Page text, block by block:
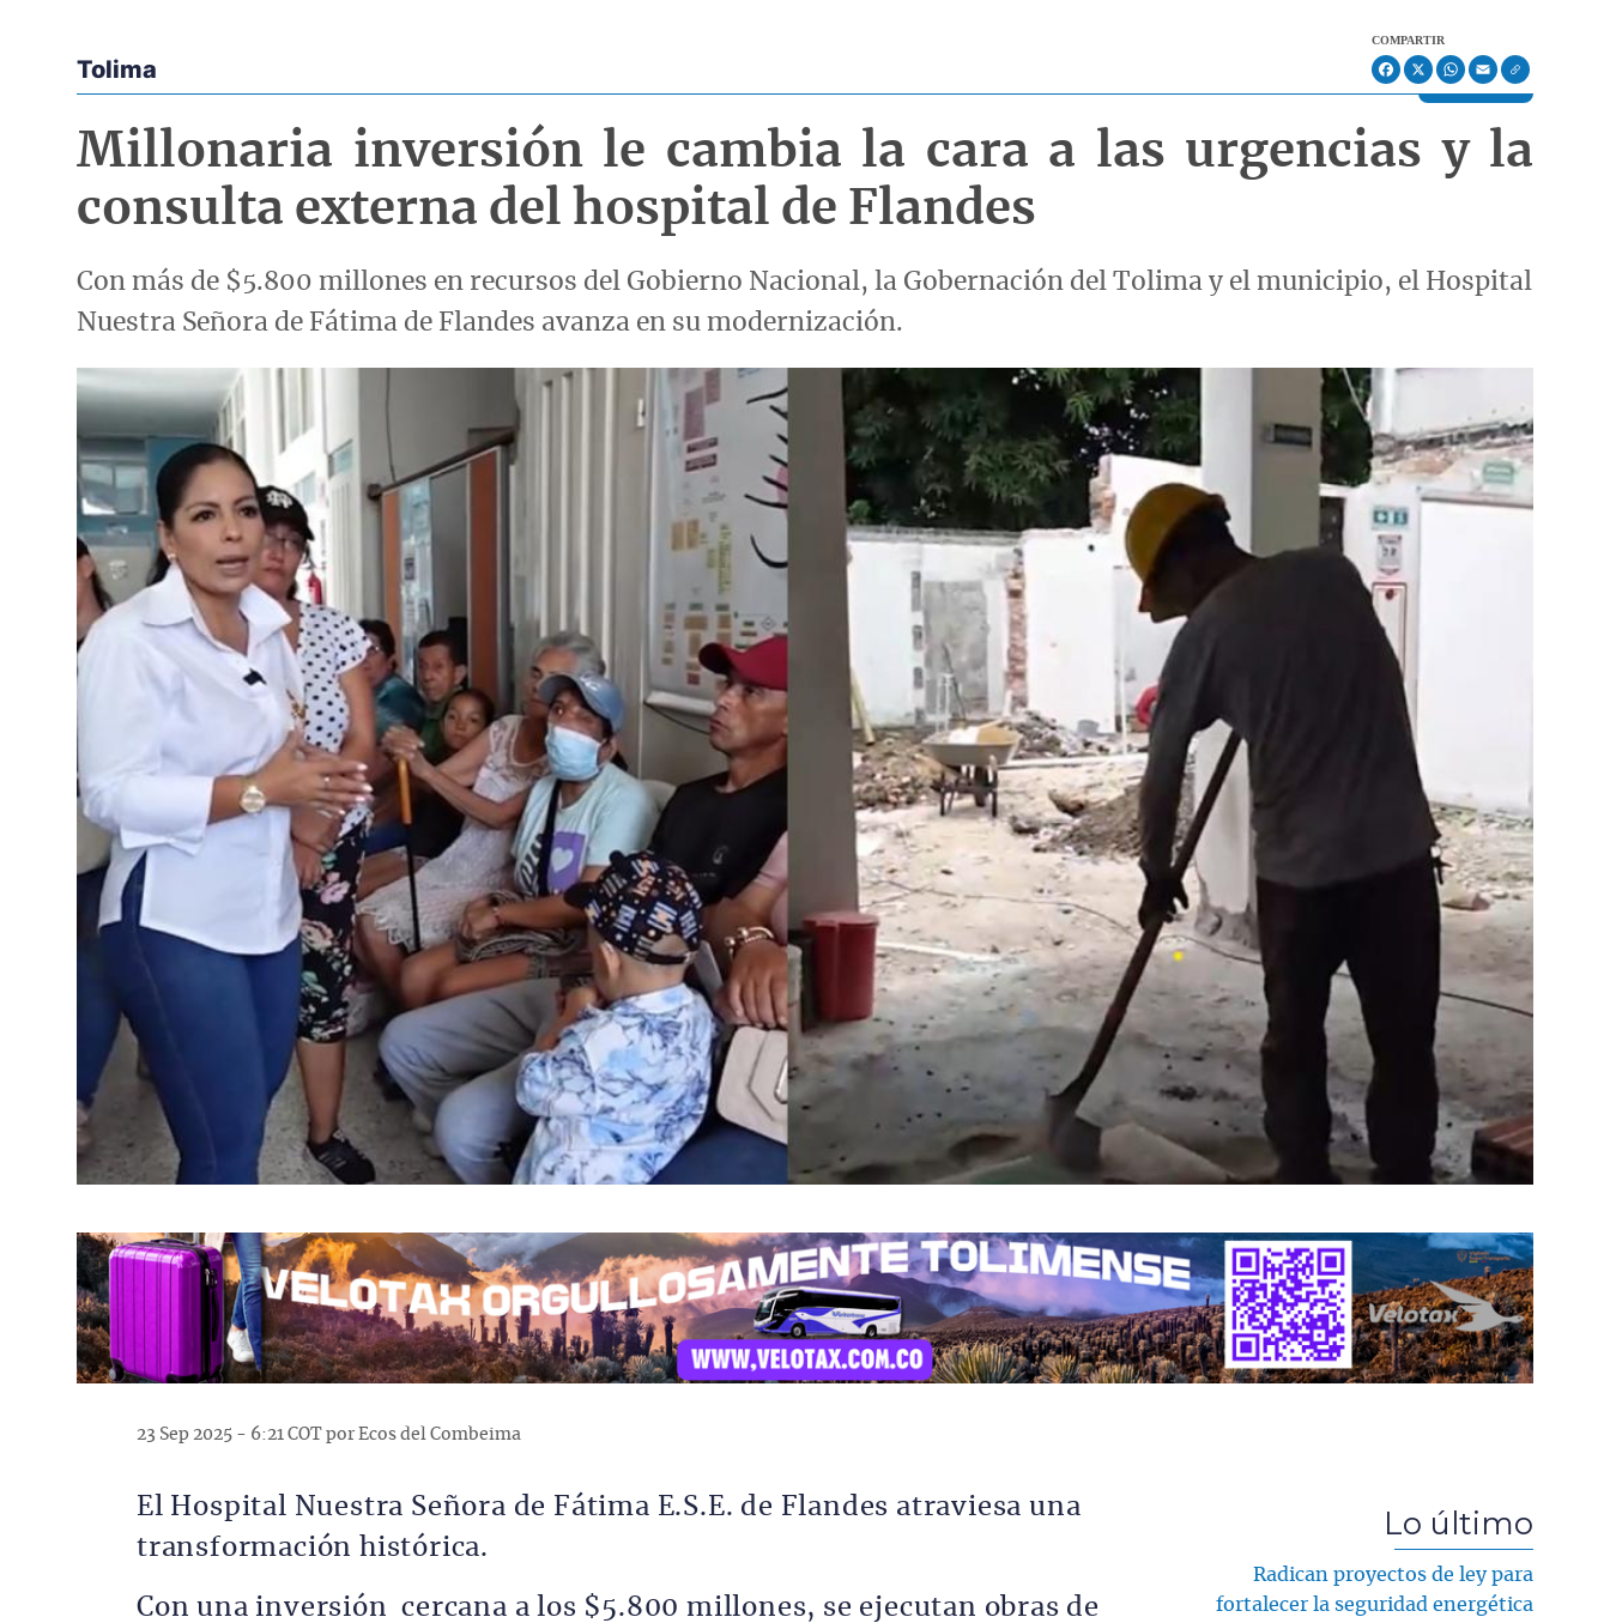
Econoticias y Eventos
Tolima
COMPARTIR
Facebook
X WhatsApp
Email
Millonaria inversión le cambia la cara a las urgencias y la
consulta externa del hospital de Flandes
Con más de $5.800 millones en recursos del Gobierno Nacional, la Gobernación del Tolima y el municipio, el Hospital
Nuestra Señora de Fátima de Flandes avanza en su modernización.
Imagen
23 Sep 2025 - 6:21 COT por Ecos del Combeima
El Hospital Nuestra Señora de Fátima E.S.E. de Flandes atraviesa una
transformación histórica.
Con una inversión cercana a los $5.800 millones, se ejecutan obras de
Lo último
Radican proyectos de ley para
fortalecer la seguridad energética